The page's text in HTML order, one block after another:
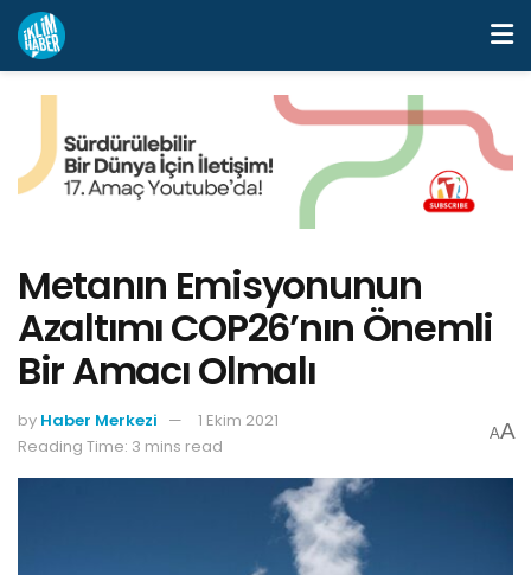
Metanın Emisyonunun
Azaltımı COP26’nın Önemli
Bir Amacı Olmalı
by Haber Merkezi
1 Ekim 2021
Reading Time: 3 mins read
AA